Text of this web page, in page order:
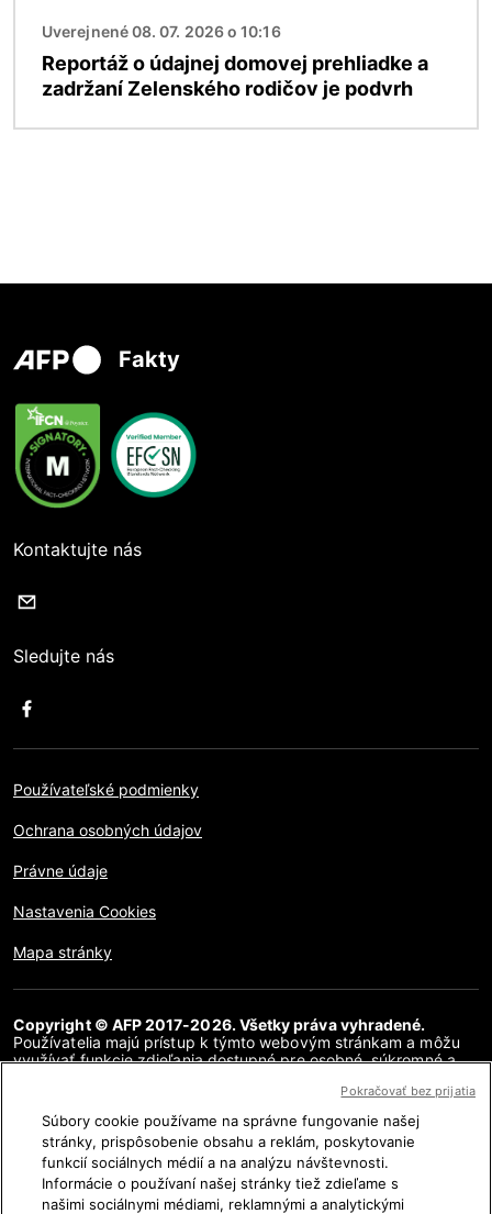
Uverejnené 08. 07. 2026 o 10:16
Reportáž o údajnej domovej prehliadke a
zadržaní Zelenského rodičov je podvrh
Fakty
Kontaktujte nás
Sledujte nás
Používateľské podmienky
Ochrana osobných údajov
Právne údaje
Nastavenia Cookies
Mapa stránky
Copyright © AFP 2017-2026. Všetky práva vyhradené.
Používatelia majú prístup k týmto webovým stránkam a môžu
využívať funkcie zdieľania dostupné pre osobné, súkromné a
reprodukcia, komunikácia pre verejnosť alebo distribúcia
obsahu tejto webovej stránky, či už v celku alebo čiastočne, na
akékoľvek iné účely a/alebo akýmkoľvek iným spôsobom, bez
osobitnej licenčnej zmluvy podpísanej s AFP, je prísne
zakázaná. Obsah zobrazený alebo zahrnutý prostredníctvom
hypertextových odkazov v článkoch AFP Fakty sa poskytuje v
rozsahu potrebnom na vysvetlenie overenia príslušných
Súbory cookie používame na správne fungovanie našej
stránky, prispôsobenie obsahu a reklám, poskytovanie
funkcií sociálnych médií a na analýzu návštevnosti.
Informácie o používaní našej stránky tiež zdieľame s
našimi sociálnymi médiami, reklamnými a analytickými
Pokračovať bez prijatia